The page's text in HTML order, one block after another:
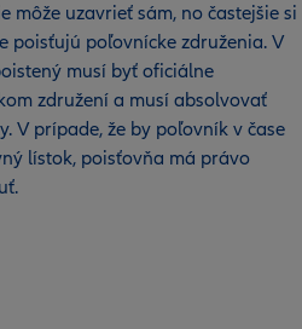
môže uzavrieť sám, no častejšie si
poisťujú poľovnícke združenia. V
musí byť oficiálne
združení a musí absolvovať
V prípade, že by poľovník v čase
lístok, poisťovňa má právo